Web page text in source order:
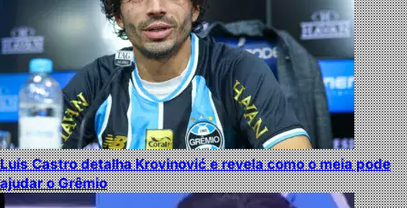
Luís Castro detalha Krovinović e revela como o meia pode
ajudar o Grêmio